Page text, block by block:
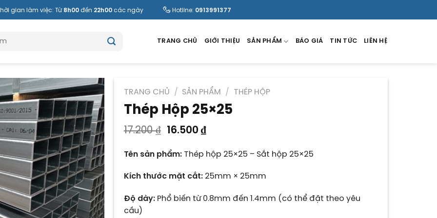
gian làm việc: Từ 8h00 đến 22h00 các ngày Hotline: 0913991377
TRANG CHỦ GIỚI THIỆU SẢN PHẨM BÁO GIÁ TIN TỨC LIÊN HỆ
TRANG CHỦ / SẢN PHẨM / THÉP HỘP
Thép Hộp 25×25
17.200₫
Giá
là:
17.200 ₫.
16.500₫Giá
tại
là:
Tên sản phẩm:Thép hộp 25×25 – Sắt hộp 25×25
Kích thước mặt cắt:25mm × 25mm
Độ dày:Phổ biến từ 0.8mm đến 1.4mm (có thể đặt theo yêu
cầu)